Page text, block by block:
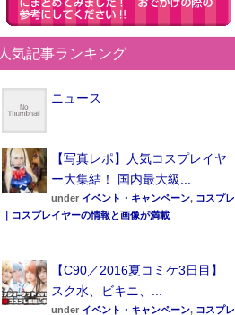
人気記事ランキング
ニュース
【写真レポ】人気コスプレイヤ
ー大集結！ 国内最大級...
under イベント・キャンペーン, コスプレ
｜コスプレイヤーの情報と画像が満載
【C90／2016夏コミケ3日目】
スク水、ビキニ、...
under イベント・キャンペーン, コスプレ